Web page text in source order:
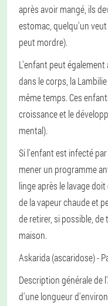
après avoir mangé, ils
estomac, quelqu'un
peut mordre).
L'enfant peut
dans le corps, la
même temps. Ces
croissance et le
mental).
Si l'enfant est infecté
mener un programme
linge après le lavage
de la vapeur chaude et
de retirer, si possible,
maison.
Askarida (ascaridose)-
Description générale de
d'une longueur